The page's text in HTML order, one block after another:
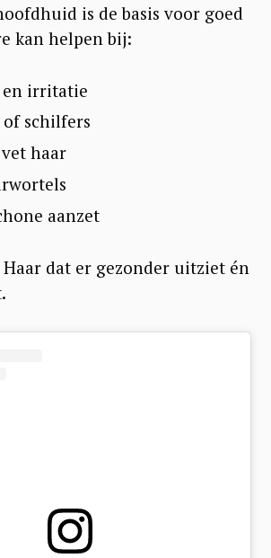
is de basis voor goed
kan helpen bij:
irritatie
schilfers
haar
aanzet
dat er gezonder uitziet én